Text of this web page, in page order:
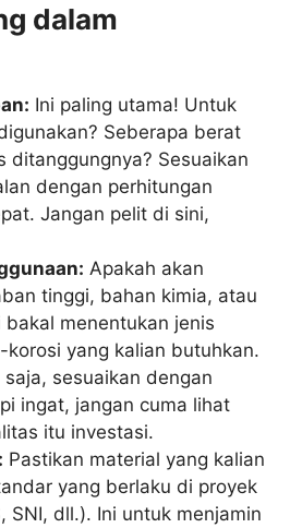
dalam
Ini paling utama! Untuk
Seberapa berat
ditanggungnya? Sesuaikan
dengan perhitungan
Jangan pelit di sini,
Apakah akan
tinggi, bahan kimia, atau
bakal menentukan jenis
yang kalian butuhkan.
saja, sesuaikan dengan
ingat, jangan cuma lihat
itu investasi.
Pastikan material yang kalian
yang berlaku di proyek
SNI, dll.). Ini untuk menjamin